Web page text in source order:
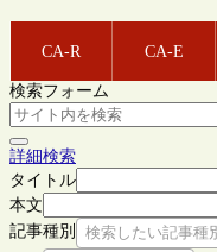
CA-R CA-E
検索フォーム
詳細検索
タイトル
本文
記事種別
検索したい記事種